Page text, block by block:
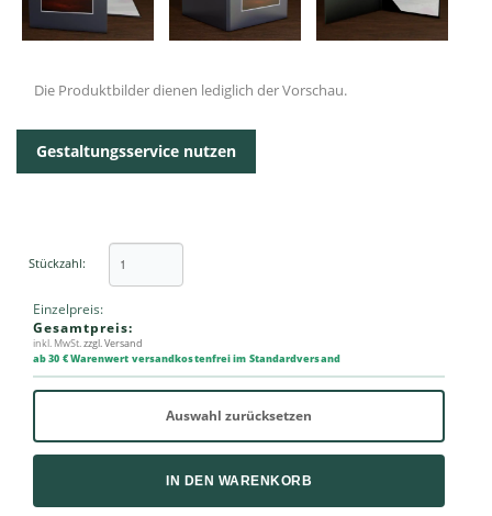
Die Produktbilder dienen lediglich der Vorschau.
Gestaltungsservice nutzen
Stückzahl:
Einzelpreis:
Gesamtpreis:
inkl. MwSt. zzgl. Versand
ab 30 € Warenwert versandkostenfrei im Standardversand
Auswahl zurücksetzen
IN DEN WARENKORB